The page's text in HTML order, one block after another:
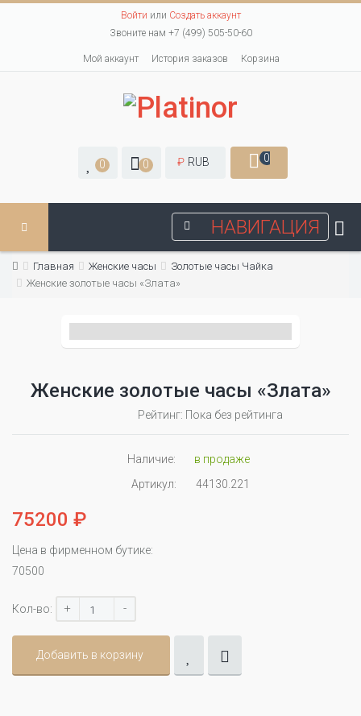
Войти или Создать аккаунт
Звоните нам +7 (499) 505-50-60
Мой аккаунт История заказов Корзина
0 0 ₽ RUB 0
НАВИГАЦИЯ
Главная Женские часы
Золотые часы Чайка
Женские золотые часы «Злата»
Женские золотые часы «Злата»
Рейтинг: Пока без рейтинга
Наличие:
в продаже
Артикул:
44130.221
75200 ₽
Цена в фирменном бутике:
70500
Кол-во: + -
Добавить в корзину